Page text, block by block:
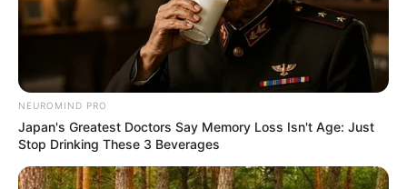
NEUROMIND PRO
Japan's Greatest Doctors Say Memory Loss Isn't Age: Just
Stop Drinking These 3 Beverages